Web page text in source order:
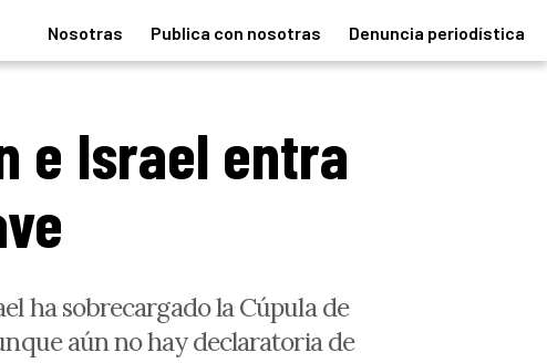
Nosotras Publica con nosotras Denuncia periodística
e Israel entra
ha sobrecargado la Cúpula de
aún no hay declaratoria de